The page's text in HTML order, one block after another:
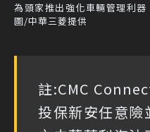
為頭家推出強化車輛管理利器
圖/中華三菱提供
註:CMC
投保新安任意險